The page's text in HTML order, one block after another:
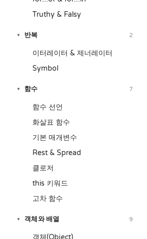
Truthy & Falsy
▾ 반복 2
이터레이터 & 제너레이터
Symbol
▾ 함수 7
함수 선언
화살표 함수
기본 매개변수
Rest & Spread
클로저
this 키워드
고차 함수
▾ 객체와 배열 9
객체(Object)